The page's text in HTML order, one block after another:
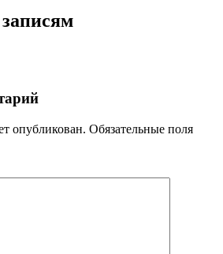
опубликован. Обязательные поля